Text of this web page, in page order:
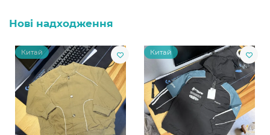
Нові надходження
Китай Китай